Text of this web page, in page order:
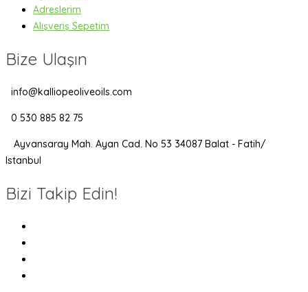
Adreslerim
Alışveriş Sepetim
Bize Ulaşın
info@kalliopeoliveoils.com
0 530 885 82 75
Ayvansaray Mah. Ayan Cad. No 53 34087 Balat - Fatih/
Istanbul
Bizi Takip Edin!